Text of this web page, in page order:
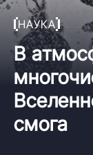
НАУКА
В
смога